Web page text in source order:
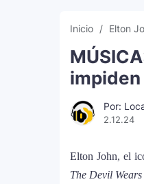
Inicio Elton
Por:
2.12.24
Elton John, el
The Devil